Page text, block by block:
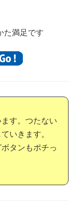
た満足です
す。つたない
いきます。
タンもポチっ